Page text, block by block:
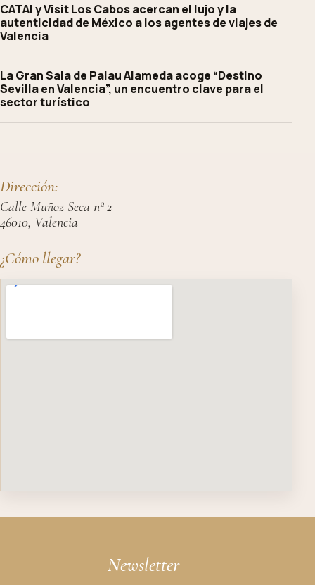
CATAI y Visit Los Cabos acercan el lujo y la
autenticidad de México a los agentes de viajes de
Valencia
La Gran Sala de Palau Alameda acoge “Destino
Sevilla en Valencia”, un encuentro clave para el
sector turístico
Dirección:
Calle Muñoz Seca nº 2
46010, Valencia
¿Cómo llegar?
Newsletter